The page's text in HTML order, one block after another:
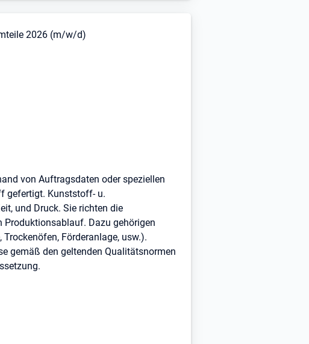
2026 (m/w/d)
von Auftragsdaten oder speziellen
gefertigt. Kunststoff- u.
und Druck. Sie richten die
Dazu gehörigen
Förderanlage, usw.).
gemäß den geltenden Qualitätsnormen